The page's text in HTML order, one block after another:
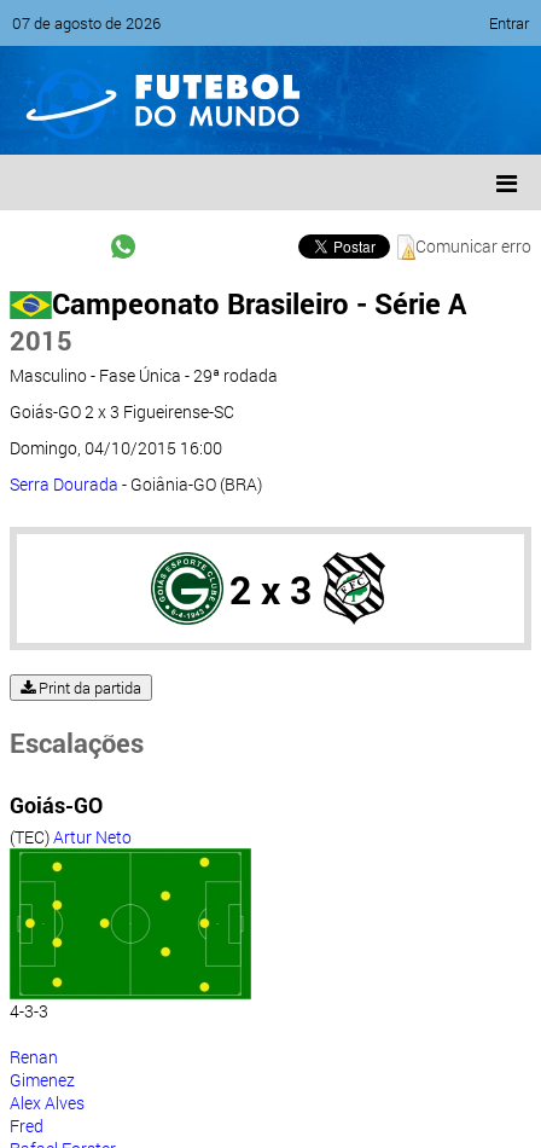
07 de agosto de 2026 Entrar
Comunicar erro
Campeonato Brasileiro - Série A
2015
Masculino - Fase Única - 29ª rodada
Goiás-GO 2 x 3 Figueirense-SC
Domingo, 04/10/2015 16:00
Serra Dourada - Goiânia-GO (BRA)
2 x 3
Print da partida
Escalações
Goiás-GO
(TEC)Artur Neto
4-3-3
Renan
Gimenez
Alex Alves
Fred